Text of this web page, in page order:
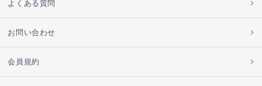
よくある質問
お問い合わせ
会員規約